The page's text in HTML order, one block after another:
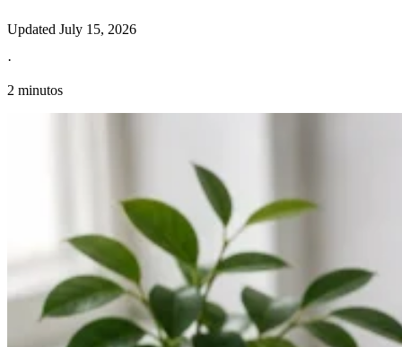
Updated July 15, 2026
·
2 minutos